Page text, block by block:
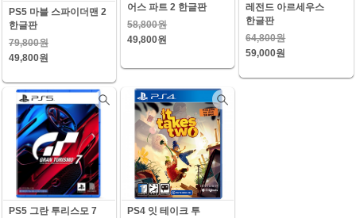
PS5 마블 스파이더맨 2
한글판
79,800원
49,800원
어스 파트 2 한글판
58,800원
49,800원
레전드 아르세우스
한글판
64,800원
59,000원
PS5 그란 투리스모 7
PS4 잇 테이크 투